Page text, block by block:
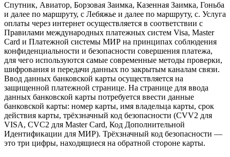
Спутник, Авиатор, Борзовая Заимка, Казенная Заимка, Гоньба
и далее по маршруту, с Лебяжье и далее по маршруту, с. Услуга
оплаты через интернет осуществляется в соответствии с
Правилами международных платежных систем Visa, Master
Card и Платежной системы МИР на принципах соблюдения
конфиденциальности и безопасности совершения платежа,
для чего используются самые современные методы проверки,
шифрования и передачи данных по закрытым каналам связи.
Ввод данных банковской карты осуществляется на
защищенной платежной странице. На странице для ввода
данных банковской карты потребуется ввести данные
банковской карты: номер карты, имя владельца карты, срок
действия карты, трёхзначный код безопасности (CVV2 для
VISA, CVC2 для Master Card, Код Дополнительной
Идентификации для МИР). Трёхзначный код безопасности —
это три цифры, находящиеся на обратной стороне карты.